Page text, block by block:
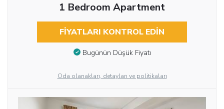
1 Bedroom Apartment
FIYATLARI KONTROL EDIN
Bugünün Düşük Fiyatı
Oda olanakları, detayları ve politikaları